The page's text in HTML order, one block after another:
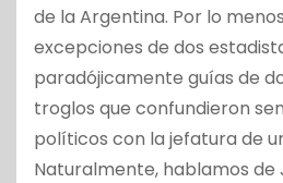
de la Argentina. Por lo
excepciones de dos
paradójicamente guías de
troglos que confundieron
políticos con la jefatura de
Naturalmente, hablamos de